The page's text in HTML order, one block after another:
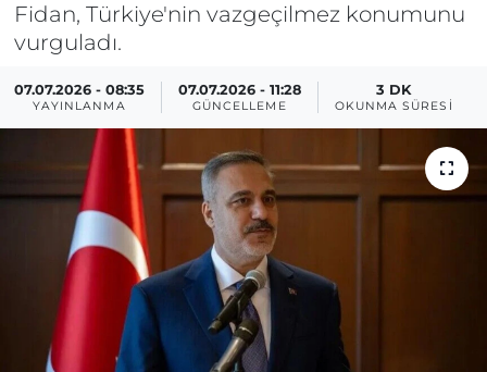
Fidan, Türkiye'nin vazgeçilmez konumunu
vurguladı.
07.07.2026 - 08:35
YAYINLANMA
07.07.2026 - 11:28
GÜNCELLEME
3 DK
OKUNMA SÜRESI